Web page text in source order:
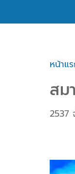
หน้าแ
สม
2537